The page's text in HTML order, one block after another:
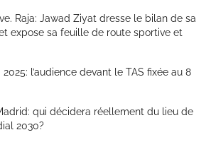
Raja: Jawad Ziyat dresse le bilan de sa
expose sa feuille de route sportive et
l’audience devant le TAS fixée au 8
qui décidera réellement du lieu de
2030?